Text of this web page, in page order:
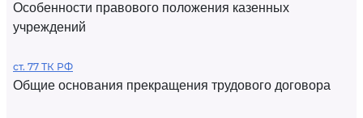
Особенности правового положения казенных
учреждений
ст. 77 ТК РФ
Общие основания прекращения трудового договора